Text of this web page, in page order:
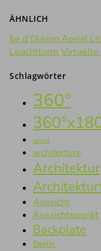
ÄHNLICH
Ile d’Oléron Aerial
Leuchtturm Virtuelle
Schlagwörter
360°
aerial
architecture
Architektur
Aussicht
Aussichtspunkt
Backplate
Berlin